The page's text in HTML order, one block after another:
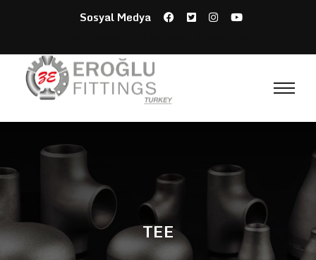
Sosyal Medya
TEE